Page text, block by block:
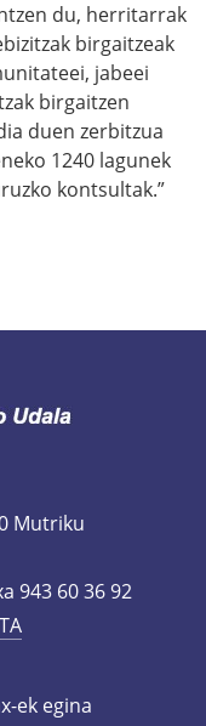
du, herritarrak
birgaitzeak
jabeei
birgaitzen
duen zerbitzua
1240 lagunek
kontsultak.”
Mutriku
943 60 36 92
ek egina